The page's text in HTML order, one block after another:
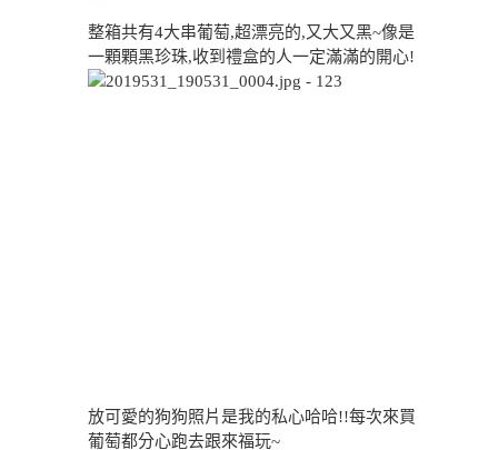
整箱共有4大串葡萄,超漂亮的,又大又黑~像是
一顆顆黑珍珠,收到禮盒的人一定滿滿的開心!
放可愛的狗狗照片是我的私心哈哈!!每次來買
葡萄都分心跑去跟來福玩~